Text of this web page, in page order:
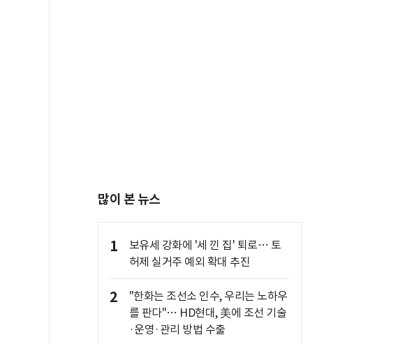
많이 본 뉴스
1
보유세 강화에 '세 낀 집' 퇴로… 토
허제 실거주 예외 확대 추진
2
"한화는 조선소 인수, 우리는 노하우
를 판다"… HD현대, 美에 조선 기술
·운영·관리 방법 수출